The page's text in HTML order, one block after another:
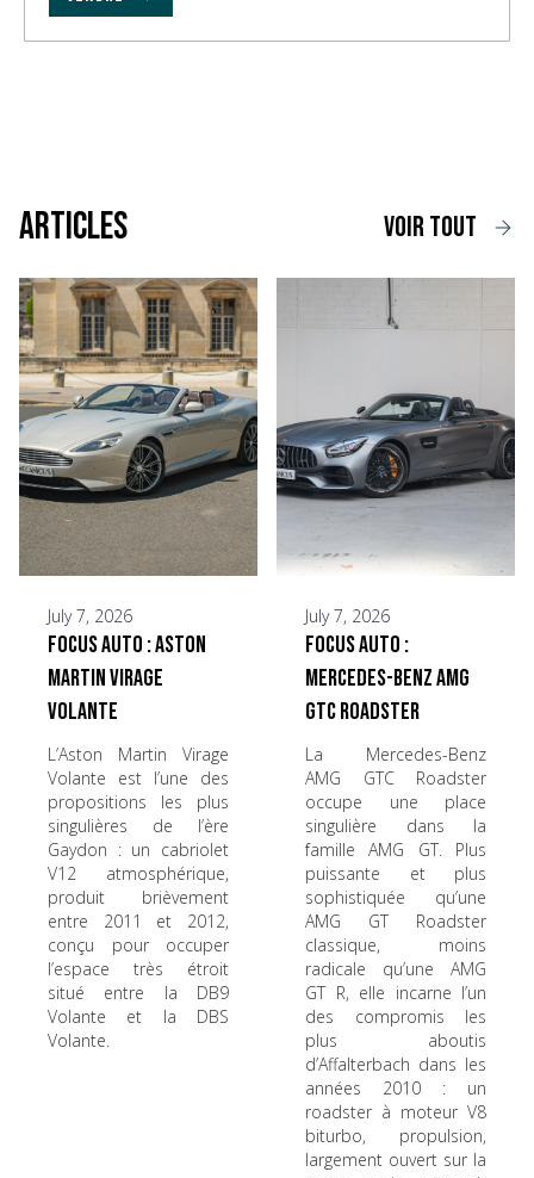
voir tout
Articles
July 7, 2026
Focus Auto : Aston
Martin Virage
Volante
L’Aston Martin Virage
Volante est l’une des
propositions les plus
singulières de l’ère
Gaydon : un cabriolet
V12 atmosphérique,
produit brièvement
entre 2011 et 2012,
conçu pour occuper
l’espace très étroit
situé entre la DB9
Volante et la DBS
Volante.
July 7, 2026
Focus Auto :
Mercedes-Benz AMG
GTC Roadster
La Mercedes-Benz
AMG GTC Roadster
occupe une place
singulière dans la
famille AMG GT. Plus
puissante et plus
sophistiquée qu’une
AMG GT Roadster
classique, moins
radicale qu’une AMG
GT R, elle incarne l’un
des compromis les
plus aboutis
d’Affalterbach dans les
années 2010 : un
roadster à moteur V8
biturbo, propulsion,
largement ouvert sur la